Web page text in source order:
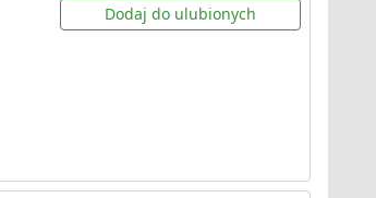
Dodaj do ulubionych